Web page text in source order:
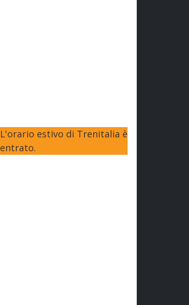
L'orario estivo di Trenitalia è
entrato.